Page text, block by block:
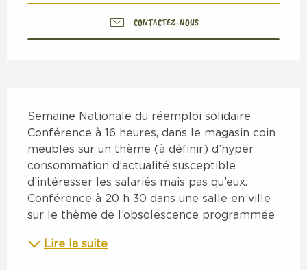
CONTACTEZ-NOUS
Semaine Nationale du réemploi solidaire
Conférence à 16 heures, dans le magasin coin
meubles sur un thème (à définir) d’hyper
consommation d’actualité susceptible
d’intéresser les salariés mais pas qu’eux.
Conférence à 20 h 30 dans une salle en ville
sur le thème de l’obsolescence programmée
Lire la suite